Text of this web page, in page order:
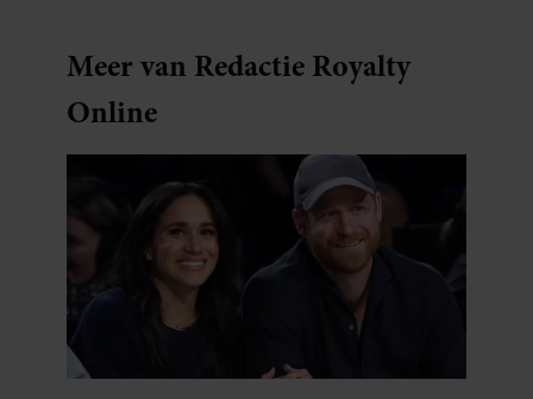
Meer van Redactie Royalty
Online